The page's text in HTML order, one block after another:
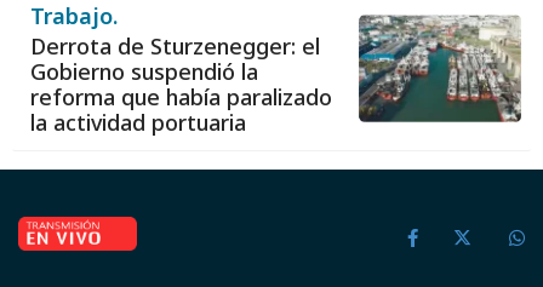
Trabajo.
Derrota de Sturzenegger: el
Gobierno suspendió la
reforma que había paralizado
la actividad portuaria